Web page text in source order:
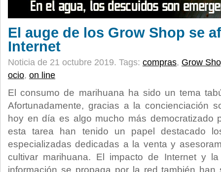
El auge de los Grow Shop se
Internet
Noticia de 21 octubre 2019. Tags: compras, Grow
ocio, on line
El consumo de marihuana ha sido un tema
Afortunadamente, gracias a la concienciación
hoy en día es algo mucho más democratizado
esta tarea han tenido un papel destacado
especializadas dedicadas a la venta y
cultivar marihuana. El impacto de Internet y
información se propaga por la red también han